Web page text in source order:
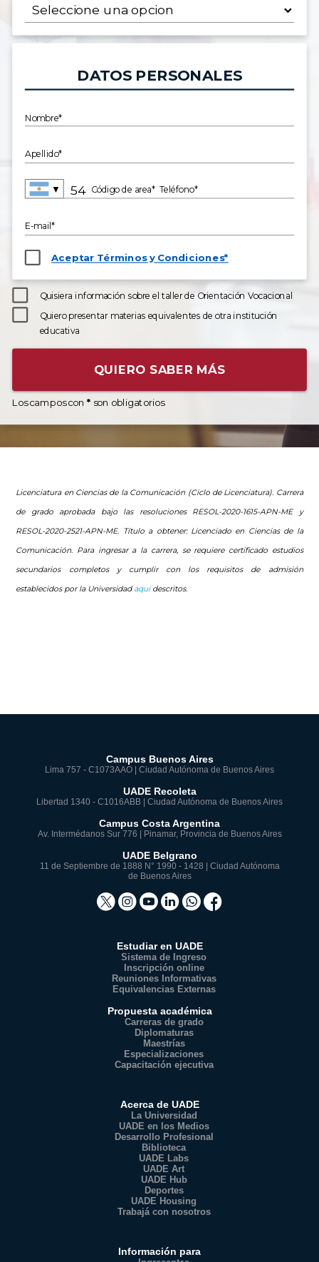
DATOS PERSONALES
Nombre*
Apellido*
▼ Código de area* Teléfono*
E-mail*
Aceptar Términos y Condiciones*
Quisiera información sobre el taller de Orientación Vocacional
Quiero presentar materias equivalentes de otra institución
educativa
QUIERO SABER MÁS
Los campos con * son obligatorios
Licenciatura en Ciencias de la Comunicación (Ciclo de Licenciatura). Carrera
de grado aprobada bajo las resoluciones RESOL-2020-1615-APN-ME y
RESOL-2020-2521-APN-ME. Título a obtener: Licenciado en Ciencias de la
Comunicación. Para ingresar a la carrera, se requiere certificado estudios
secundarios completos y cumplir con los requisitos de admisión
establecidos por la Universidad aquídescritos.
Campus Buenos Aires
Lima 757 - C1073AAO | Ciudad Autónoma de Buenos Aires
UADE Recoleta
Libertad 1340 - C1016ABB | Ciudad Autónoma de Buenos Aires
Campus Costa Argentina
Av. Intermédanos Sur 776 | Pinamar, Provincia de Buenos Aires
UADE Belgrano
11 de Septiembre de 1888 N° 1990 - 1428 | Ciudad Autónoma
de Buenos Aires
Estudiar en UADE
Sistema de Ingreso
Inscripción online
Reuniones Informativas
Equivalencias Externas
Propuesta académica
Carreras de grado
Diplomaturas
Maestrías
Especializaciones
Capacitación ejecutiva
Acerca de UADE
La Universidad
UADE en los Medios
Desarrollo Profesional
Biblioteca
UADE Labs
UADE Art
UADE Hub
Deportes
UADE Housing
Trabajá con nosotros
Información para